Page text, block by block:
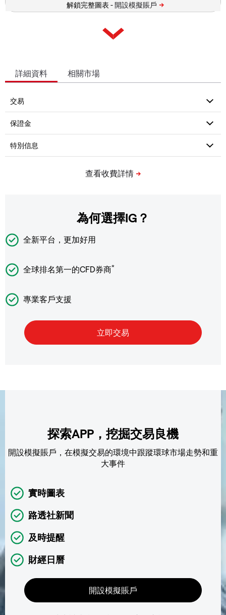
解鎖完整圖表 -
詳細資料 相關市場
為何選擇IG？
全新平台，更加好用
全球排名第一的CFD券商*
專業客戶支援
探索APP，挖掘交易良機
開設模擬賬戶，在模擬交易的環境中跟蹤環球市場走勢和重
大事件
實時圖表
路透社新聞
及時提醒
財經日曆